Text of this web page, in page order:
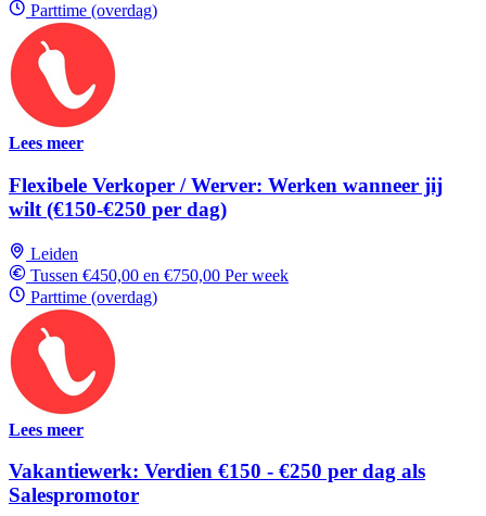
Parttime (overdag)
Lees meer
Flexibele Verkoper / Werver: Werken wanneer jij
wilt (€150-€250 per dag)
Leiden
Tussen €450,00 en €750,00 Per week
Parttime (overdag)
Lees meer
Vakantiewerk: Verdien €150 - €250 per dag als
Salespromotor